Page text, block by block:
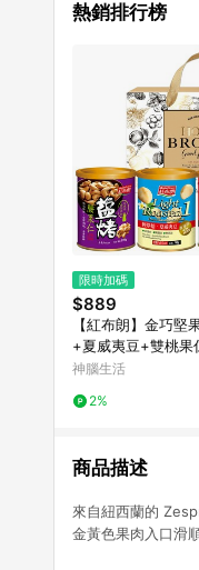
熱銷排行榜
限時加碼
$889
【紅布朗】金巧堅
+夏威夷豆+雙桃果
年節/春節/過年/新
神腦生活
2%
商品描述
來自紐西蘭的
金黃色果肉入口滑